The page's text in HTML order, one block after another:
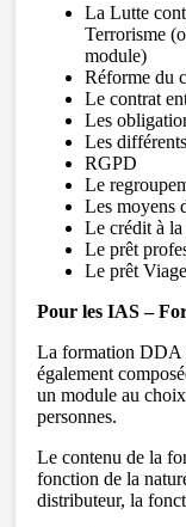
La Lutte
Terrorisme
module)
Réforme du
Le contrat
Les
Les
RGPD
Le
Les moyens
Le crédit à
Le prêt
Le prêt
Pour les IAS –
La formation DDA
également
un module au
personnes.
Le contenu de la
fonction de la
distributeur, la